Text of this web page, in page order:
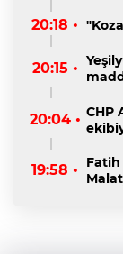
20:18 •
20:15 •
20:04 • CHP
19:58 •
Fatih